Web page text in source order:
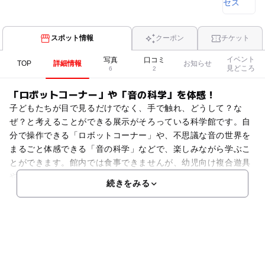
スポット情報 クーポン チケット
TOP 詳細情報 写真
6
口コミ
2
お知らせ
イベント
見どころ
「ロボットコーナー」や「音の科学」を体感！
子どもたちが目で見るだけでなく、手で触れ、どうして？な
ぜ？と考えることができる展示がそろっている科学館です。自
分で操作できる「ロボットコーナー」や、不思議な音の世界を
まるごと体感できる「音の科学」などで、楽しみながら学ぶこ
とができます。館内では食事できませんが、幼児向け複合遊具
続きをみる